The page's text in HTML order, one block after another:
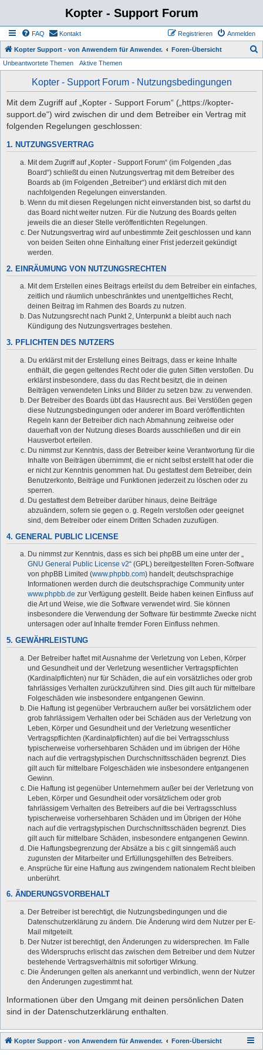
Kopter - Support Forum
FAQ Kontakt Anmelden
Registrieren
Kopter Support - von Anwendern für Anwender. Foren-Übersicht
Unbeantwortete Themen Aktive Themen
Kopter - Support Forum - Nutzungsbedingungen
Mit dem Zugriff auf „Kopter - Support Forum“ („https://kopter-
support.de“) wird zwischen dir und dem Betreiber ein Vertrag mit
folgenden Regelungen geschlossen:
1. NUTZUNGSVERTRAG
Mit dem Zugriff auf „Kopter - Support Forum“ (im Folgenden „das
Board“) schließt du einen Nutzungsvertrag mit dem Betreiber des
Boards ab (im Folgenden „Betreiber“) und erklärst dich mit den
nachfolgenden Regelungen einverstanden.
Wenn du mit diesen Regelungen nicht einverstanden bist, so darfst du
das Board nicht weiter nutzen. Für die Nutzung des Boards gelten
jeweils die an dieser Stelle veröffentlichten Regelungen.
Der Nutzungsvertrag wird auf unbestimmte Zeit geschlossen und kann
von beiden Seiten ohne Einhaltung einer Frist jederzeit gekündigt
werden.
2. EINRÄUMUNG VON NUTZUNGSRECHTEN
Mit dem Erstellen eines Beitrags erteilst du dem Betreiber ein einfaches,
zeitlich und räumlich unbeschränktes und unentgeltliches Recht,
deinen Beitrag im Rahmen des Boards zu nutzen.
Das Nutzungsrecht nach Punkt 2, Unterpunkt a bleibt auch nach
Kündigung des Nutzungsvertrages bestehen.
3. PFLICHTEN DES NUTZERS
Du erklärst mit der Erstellung eines Beitrags, dass er keine Inhalte
enthält, die gegen geltendes Recht oder die guten Sitten verstoßen. Du
erklärst insbesondere, dass du das Recht besitzt, die in deinen
Beiträgen verwendeten Links und Bilder zu setzen bzw. zu verwenden.
Der Betreiber des Boards übt das Hausrecht aus. Bei Verstößen gegen
diese Nutzungsbedingungen oder anderer im Board veröffentlichten
Regeln kann der Betreiber dich nach Abmahnung zeitweise oder
dauerhaft von der Nutzung dieses Boards ausschließen und dir ein
Hausverbot erteilen.
Du nimmst zur Kenntnis, dass der Betreiber keine Verantwortung für die
Inhalte von Beiträgen übernimmt, die er nicht selbst erstellt hat oder die
er nicht zur Kenntnis genommen hat. Du gestattest dem Betreiber, dein
Benutzerkonto, Beiträge und Funktionen jederzeit zu löschen oder zu
sperren.
Du gestattest dem Betreiber darüber hinaus, deine Beiträge
abzuändern, sofern sie gegen o. g. Regeln verstoßen oder geeignet
sind, dem Betreiber oder einem Dritten Schaden zuzufügen.
4. GENERAL PUBLIC LICENSE
Du nimmst zur Kenntnis, dass es sich bei phpBB um eine unter der „
GNU General Public License v2“ (GPL) bereitgestellten Foren-Software
von phpBB Limited (www.phpbb.com) handelt; deutschsprachige
Informationen werden durch die deutschsprachige Community unter
www.phpbb.de zur Verfügung gestellt. Beide haben keinen Einfluss auf
die Art und Weise, wie die Software verwendet wird. Sie können
insbesondere die Verwendung der Software für bestimmte Zwecke nicht
untersagen oder auf Inhalte fremder Foren Einfluss nehmen.
5. GEWÄHRLEISTUNG
Der Betreiber haftet mit Ausnahme der Verletzung von Leben, Körper
und Gesundheit und der Verletzung wesentlicher Vertragspflichten
(Kardinalpflichten) nur für Schäden, die auf ein vorsätzliches oder grob
fahrlässiges Verhalten zurückzuführen sind. Dies gilt auch für mittelbare
Folgeschäden wie insbesondere entgangenen Gewinn.
Die Haftung ist gegenüber Verbrauchern außer bei vorsätzlichem oder
grob fahrlässigem Verhalten oder bei Schäden aus der Verletzung von
Leben, Körper und Gesundheit und der Verletzung wesentlicher
Vertragspflichten (Kardinalpflichten) auf die bei Vertragsschluss
typischerweise vorhersehbaren Schäden und im übrigen der Höhe
nach auf die vertragstypischen Durchschnittsschäden begrenzt. Dies
gilt auch für mittelbare Folgeschäden wie insbesondere entgangenen
Gewinn.
Die Haftung ist gegenüber Unternehmern außer bei der Verletzung von
Leben, Körper und Gesundheit oder vorsätzlichem oder grob
fahrlässigem Verhalten des Betreibers auf die bei Vertragsschluss
typischerweise vorhersehbaren Schäden und im Übrigen der Höhe
nach auf die vertragstypischen Durchschnittsschäden begrenzt. Dies
gilt auch für mittelbare Schäden, insbesondere entgangenen Gewinn.
Die Haftungsbegrenzung der Absätze a bis c gilt sinngemäß auch
zugunsten der Mitarbeiter und Erfüllungsgehilfen des Betreibers.
Ansprüche für eine Haftung aus zwingendem nationalem Recht bleiben
unberührt.
6. ÄNDERUNGSVORBEHALT
Der Betreiber ist berechtigt, die Nutzungsbedingungen und die
Datenschutzerklärung zu ändern. Die Änderung wird dem Nutzer per E-
Mail mitgeteilt.
Der Nutzer ist berechtigt, den Änderungen zu widersprechen. Im Falle
des Widerspruchs erlischt das zwischen dem Betreiber und dem Nutzer
bestehende Vertragsverhältnis mit sofortiger Wirkung.
Die Änderungen gelten als anerkannt und verbindlich, wenn der Nutzer
den Änderungen zugestimmt hat.
Informationen über den Umgang mit deinen persönlichen Daten
sind in der Datenschutzerklärung enthalten.
Kopter Support - von Anwendern für Anwender. Foren-Übersicht